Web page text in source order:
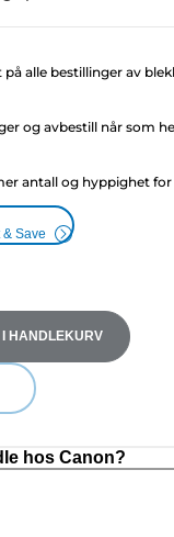
på alle bestillinger av
og avbestill når som
antall og hyppighet
Save
I HANDLEKURV
hos Canon?